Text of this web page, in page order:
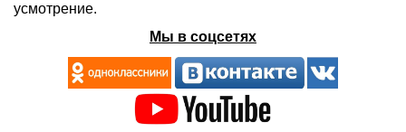
усмотрение.
Мы в соцсетях